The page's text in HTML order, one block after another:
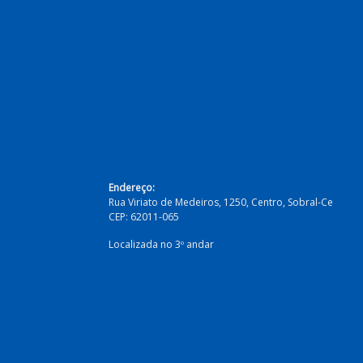
Endereço:
Rua Viriato de Medeiros, 1250, Centro, Sobral-Ce
CEP: 62011-065
Localizada no 3º andar